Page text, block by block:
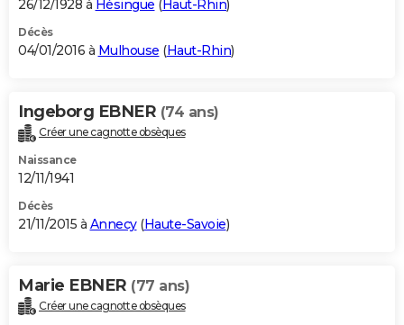
26/12/1928 à Hésingue (Haut-Rhin)
Décès
04/01/2016 à Mulhouse (Haut-Rhin)
Ingeborg EBNER (74 ans)
Créer une cagnotte obsèques
Naissance
12/11/1941
Décès
21/11/2015 à Annecy(Haute-Savoie)
Marie EBNER (77 ans)
Créer une cagnotte obsèques